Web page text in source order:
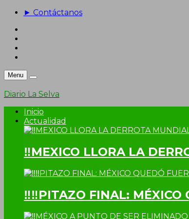
► Contáctanos
Menu
Diario La Selva
Inicio
Actualidad
‼MEXICO LLORA LA
‼‼PITAZO FINAL: MÉXICO